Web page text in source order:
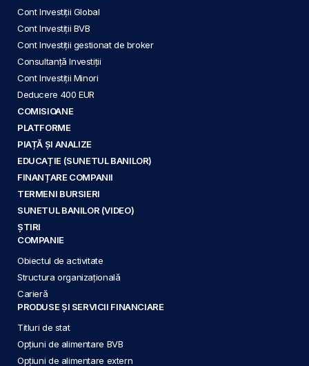
Cont Investiții Global
Cont Investiții BVB
Cont Investiții gestionat de broker
Consultanță Investiții
Cont Investiții Minori
Deducere 400 EUR
COMISIOANE
PLATFORME
PIAȚĂ ȘI ANALIZE
EDUCAȚIE (SUNETUL BANILOR)
FINANȚARE COMPANII
TERMENI BURSIERI
SUNETUL BANILOR (VIDEO)
ȘTIRI
COMPANIE
Obiectul de activitate
Structura organizațională
Carieră
PRODUSE ȘI SERVICII FINANCIARE
Titluri de stat
Opțiuni de alimentare BVB
Opțiuni de alimentare extern